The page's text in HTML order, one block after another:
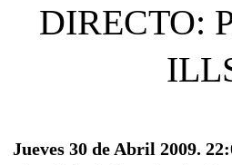
DIRECTO:
Jueves 30 de Abril 2009.